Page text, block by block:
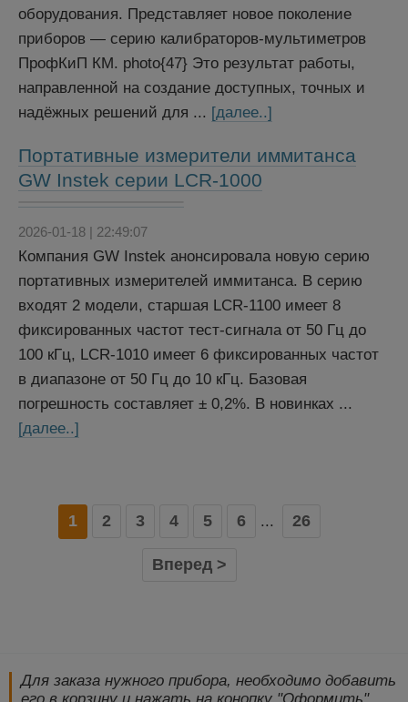
оборудования. Представляет новое поколение
приборов — серию калибраторов-мультиметров
ПрофКиП КМ. photo{47} Это результат работы,
направленной на создание доступных, точных и
надёжных решений для ... [далее..]
Портативные измерители иммитанса
GW Instek серии LCR-1000
2026-01-18 | 22:49:07
Компания GW Instek анонсировала новую серию
портативных измерителей иммитанса. В серию
входят 2 модели, старшая LCR-1100 имеет 8
фиксированных частот тест-сигнала от 50 Гц до
100 кГц, LCR-1010 имеет 6 фиксированных частот
в диапазоне от 50 Гц до 10 кГц. Базовая
погрешность составляет ± 0,2%. В новинках ...
[далее..]
1 2 3 4 5 6 ... 26
Вперед >
Для заказа нужного прибора, необходимо добавить